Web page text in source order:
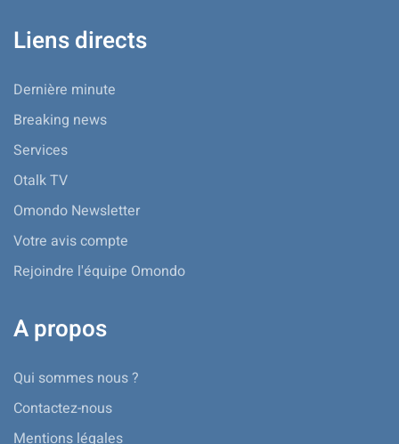
Liens directs
Dernière minute
Breaking news
Services
Otalk TV
Omondo Newsletter
Votre avis compte
Rejoindre l'équipe Omondo
A propos
Qui sommes nous ?
Contactez-nous
Mentions légales